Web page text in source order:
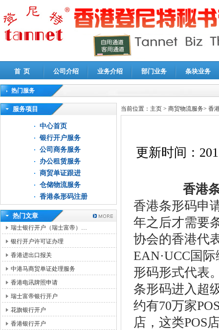
首 页 公司介绍 业务介绍 部门业务 条块业务
热门服务
高新技术企业认定审计|企业所得税汇算清缴申报鉴证
服务项目
中心首页
银行开户服务
公司商务服务
办公租赁服务
商贸单证跟进
仓储物流服务
香港条形码注册
热门文章
瑞士银行开户（瑞士富帝）…
银行开户许可证办理
香港进出口报关
中港马商贸单证处理服务
香港电讯牌照申请
瑞士富帝银行开户
花旗银行开户
香港银行开户
当前位置： 主页 > 商贸物流服务> 香
更新时间：
香港
香港条形码申
年之后才需要
协会的香港代
EAN·UCC国
形码形式代表
条形码进入超
约有70万家
店，这类POS